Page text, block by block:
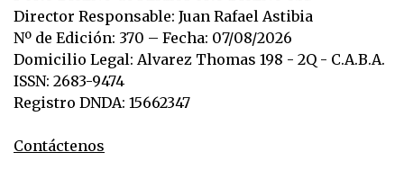
Director Responsable: Juan Rafael Astibia
Nº de Edición: 370 – Fecha: 07/08/2026
Domicilio Legal: Alvarez Thomas 198 - 2Q - C.A.B.A.
ISSN: 2683-9474
Registro DNDA: 15662347
Contáctenos